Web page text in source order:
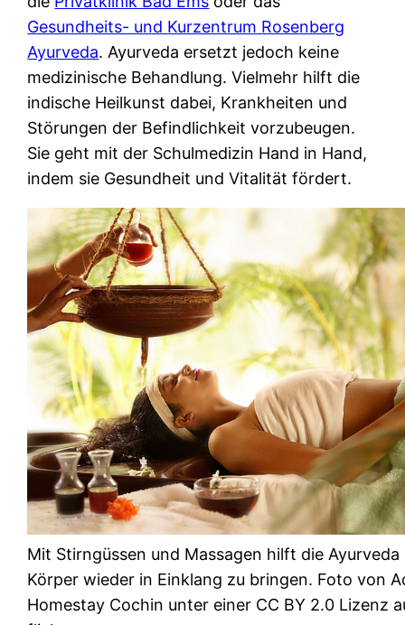
Gesundheits- und Kurzentrum Rosenberg
Ayurveda. Ayurveda ersetzt jedoch keine
medizinische Behandlung. Vielmehr hilft die
indische Heilkunst dabei, Krankheiten und
Störungen der Befindlichkeit vorzubeugen.
Sie geht mit der Schulmedizin Hand in Hand,
indem sie Gesundheit und Vitalität fördert.
Mit Stirngüssen und Massagen hilft die Ayurveda
Körper wieder in Einklang zu bringen. Foto von
Homestay Cochin unter einer CC BY 2.0 Lizenz